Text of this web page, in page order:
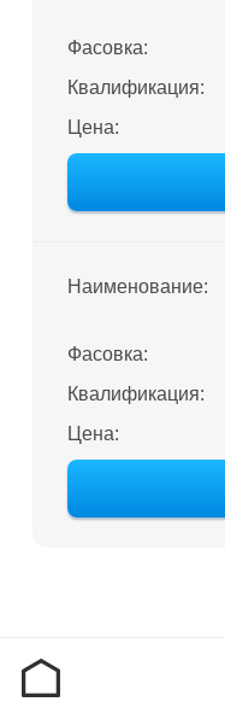
Фасовка:
Квалификация:
Цена:
Наименование:
Фасовка:
Квалификация:
Цена: